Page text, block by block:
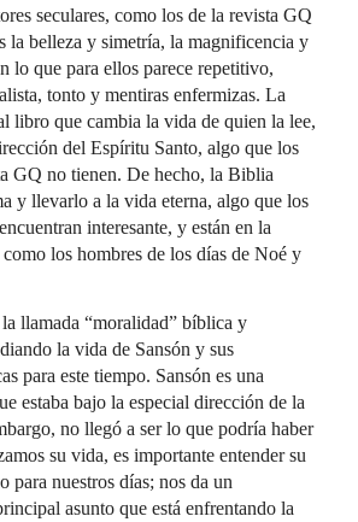
seculares, como los de la revista GQ
la belleza y simetría, la magnificencia y
lo que para ellos parece repetitivo,
tonto y mentiras enfermizas. La
libro que cambia la vida de quien la lee,
del Espíritu Santo, algo que los
GQ no tienen. De hecho, la Biblia
y llevarlo a la vida eterna, algo que los
interesante, y están en la
los hombres de los días de Noé y
llamada “moralidad” bíblica y
la vida de Sansón y sus
para este tiempo. Sansón es una
estaba bajo la especial dirección de la
no llegó a ser lo que podría haber
su vida, es importante entender su
para nuestros días; nos da un
asunto que está enfrentando la